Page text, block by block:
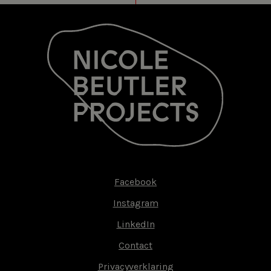
Facebook
Instagram
LinkedIn
Contact
Privacyverklaring